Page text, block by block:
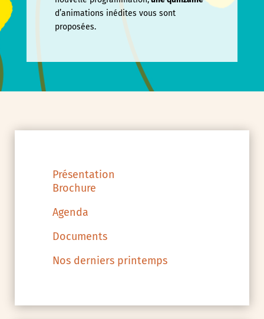
d’animations inédites vous sont
proposées.
Présentation
Brochure
Agenda
Documents
Nos derniers printemps